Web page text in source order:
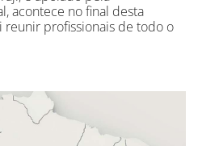
acontece no final desta
reunir profissionais de todo o